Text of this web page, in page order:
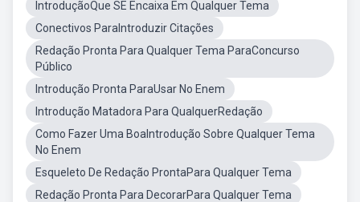
IntroduçãoQue SE Encaixa Em Qualquer Tema
Conectivos ParaIntroduzir Citações
Redação Pronta Para Qualquer Tema ParaConcurso
Público
Introdução Pronta ParaUsar No Enem
Introdução Matadora Para QualquerRedação
Como Fazer Uma BoaIntrodução Sobre Qualquer Tema
No Enem
Esqueleto De Redação ProntaPara Qualquer Tema
Redação Pronta Para DecorarPara Qualquer Tema